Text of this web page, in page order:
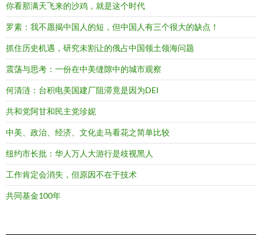
你看那满天飞来的沙鸡，就是这个时代
罗素：我不愿揭中国人的短，但中国人有三个很大的缺点！
抓住历史机遇，研究未割让的俄占中国领土领海问题
震荡与思考：一份在中美缝隙中的城市观察
何清涟：台积电美国建厂阻滞竟是因为DEI
共和党阿甘和民主党珍妮
中美、政治、经济、文化走马看花之简单比较
纽约市长批：华人万人大游行是歧视黑人
工作肯定会消失，但原因不在于技术
共同基金100年